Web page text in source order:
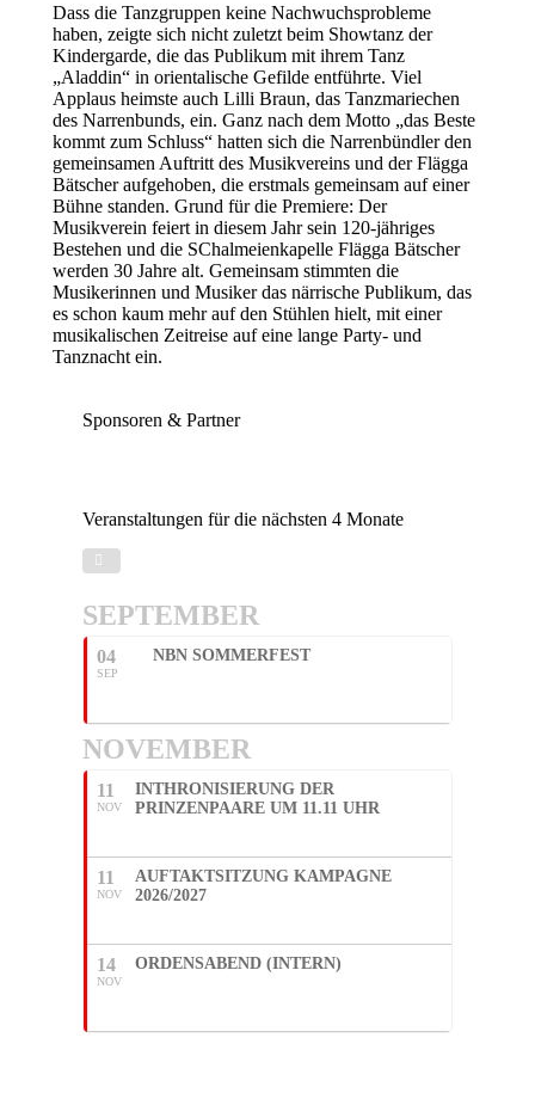
Dass die Tanzgruppen keine Nachwuchsprobleme
haben, zeigte sich nicht zuletzt beim Showtanz der
Kindergarde, die das Publikum mit ihrem Tanz
„Aladdin“ in orientalische Gefilde entführte. Viel
Applaus heimste auch Lilli Braun, das Tanzmariechen
des Narrenbunds, ein. Ganz nach dem Motto „das Beste
kommt zum Schluss“ hatten sich die Narrenbündler den
gemeinsamen Auftritt des Musikvereins und der Flägga
Bätscher aufgehoben, die erstmals gemeinsam auf einer
Bühne standen. Grund für die Premiere: Der
Musikverein feiert in diesem Jahr sein 120-jähriges
Bestehen und die SChalmeienkapelle Flägga Bätscher
werden 30 Jahre alt. Gemeinsam stimmten die
Musikerinnen und Musiker das närrische Publikum, das
es schon kaum mehr auf den Stühlen hielt, mit einer
musikalischen Zeitreise auf eine lange Party- und
Tanznacht ein.
Sponsoren & Partner
Veranstaltungen für die nächsten 4 Monate
SEPTEMBER
04
SEP
NBN SOMMERFEST
NOVEMBER
11
NOV
INTHRONISIERUNG DER
PRINZENPAARE UM 11.11 UHR
11
NOV
AUFTAKTSITZUNG KAMPAGNE
2026/2027
14
NOV
ORDENSABEND (INTERN)